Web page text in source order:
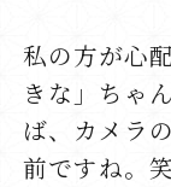
私の方が心
きな」ちゃ
ば、カメラ
前ですね。笑